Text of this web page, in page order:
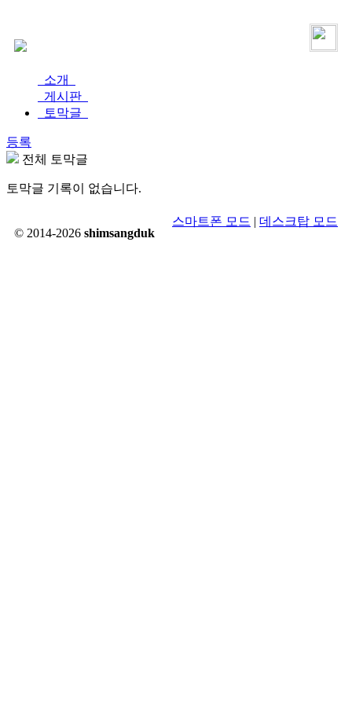
소개
게시판
토막글
등록
전체 토막글
토막글 기록이 없습니다.
© 2014-2026 shimsangduk
스마트폰 모드 | 데스크탑 모드